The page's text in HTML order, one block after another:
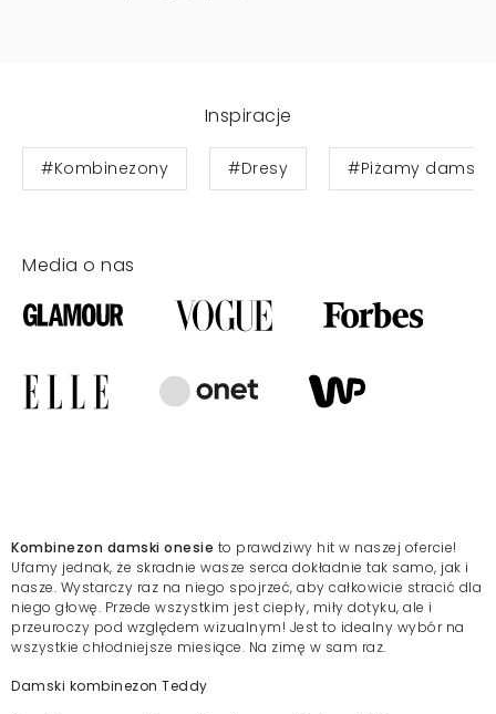
Inspiracje
#Kombinezony #Dresy #Piżamy
Media o nas
Kombinezon damski onesie to prawdziwy hit w naszej ofercie!
Ufamy jednak, że skradnie wasze serca dokładnie tak samo, jak i
nasze. Wystarczy raz na niego spojrzeć, aby całkowicie stracić dla
niego głowę. Przede wszystkim jest ciepły, miły dotyku, ale i
przeuroczy pod względem wizualnym! Jest to idealny wybór na
wszystkie chłodniejsze miesiące. Na zimę w sam raz.
Damski kombinezon Teddy